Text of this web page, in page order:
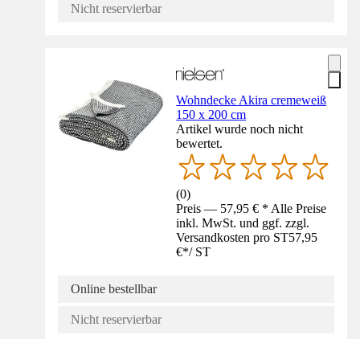
Nicht reservierbar
Wohndecke Akira cremeweiß
150 x 200 cm
Artikel wurde noch nicht
bewertet.
(0)
Preis — 57,95 € * Alle Preise
inkl. MwSt. und ggf. zzgl.
Versandkosten pro ST57,95
€*/ ST
Online bestellbar
Nicht reservierbar